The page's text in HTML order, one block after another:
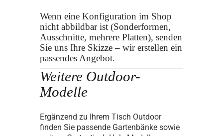
Wenn eine Konfiguration im Shop
nicht abbildbar ist (Sonderformen,
Ausschnitte, mehrere Platten), senden
Sie uns Ihre Skizze – wir erstellen ein
passendes Angebot.
Weitere Outdoor-
Modelle
Ergänzend zu Ihrem Tisch Outdoor
finden Sie passende Gartenbänke sowie